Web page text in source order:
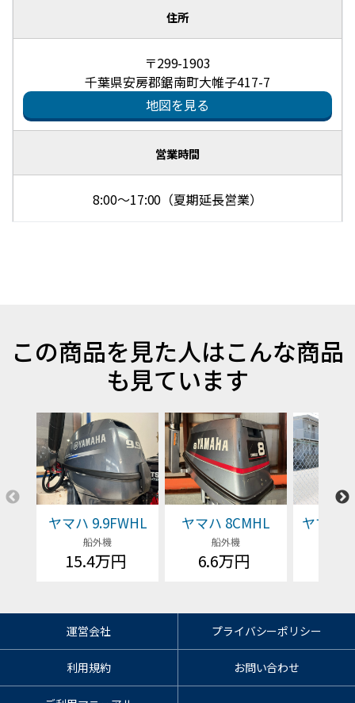
住所
〒299-1903
千葉県安房郡鋸南町大帷子417-7
地図を見る
営業時間
8:00～17:00（夏期延長営業）
この商品を見た人はこんな商品
も見ています
ヤマハ 9.9FWHL
船外機
15.4万円
ヤマハ 8CMHL
船外機
6.6万円
ヤマハ
運営会社 プライバシーポリシー
利用規約 お問い合わせ